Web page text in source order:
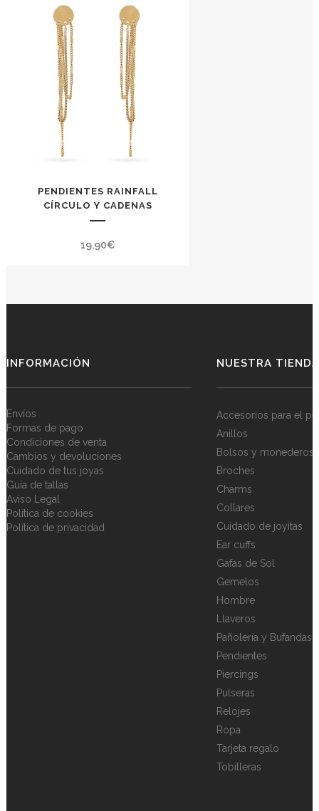
PENDIENTES RAINFALL
CÍRCULO Y CADENAS
19,90€
INFORMACIÓN
Envíos
Formas de pago
Condiciones de venta
Cambios y devoluciones
Cuidado de tus joyas
Guía de tallas
Aviso Legal
Política de cookies
Política de privacidad
NUESTRA TIENDA
Accesorios para el
Anillos
Bolsos y monederos
Broches
Charms
Collares
Cuidado de joyitas
Ear cuffs
Gafas de Sol
Gemelos
Hombre
Llaveros
Pañolería y Bufandas
Pendientes
Piercings
Pulseras
Relojes
Ropa
Tarjeta regalo
Tobilleras